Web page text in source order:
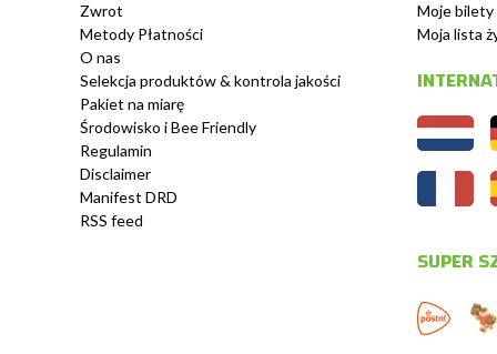
Zwrot
Metody Płatności
O nas
Selekcja produktów & kontrola jakości
Pakiet na miarę
Środowisko i Bee Friendly
Regulamin
Disclaimer
Manifest DRD
RSS feed
Moje bilety
Moja lista
SUPER